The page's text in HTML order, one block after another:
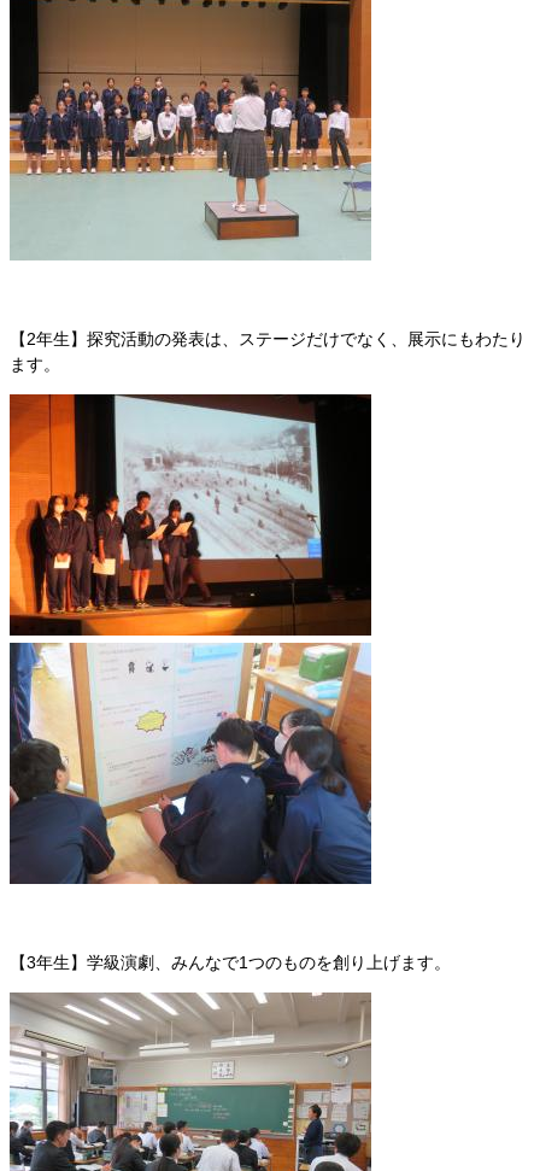
【2年生】探究活動の発表は、ステージだけでなく、展示にもわたり
ます。
【3年生】学級演劇、みんなで1つのものを創り上げます。